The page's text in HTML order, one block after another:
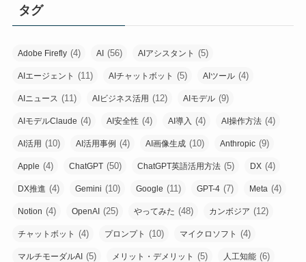
タグ
Adobe Firefly (4) AI (56) AIアシスタント (5)
AIエージェント (11) AIチャットボット (5) AIツール (4)
AIニュース (11) AIビジネス活用 (12) AIモデル (9)
AIモデルClaude (4) AI安全性 (4) AI導入 (4) AI操作方法 (4)
AI活用 (10) AI活用事例 (4) AI画像生成 (10) Anthropic (9)
Apple (4) ChatGPT (50) ChatGPT英語活用方法 (5) DX (4)
DX推進 (4) Gemini (10) Google (11) GPT-4 (7) Meta (4)
Notion (4) OpenAI (25) やってみた (48) カンボジア (12)
チャットボット (4) プロンプト (10) マイクロソフト (4)
マルチモーダルAI (5) メリット・デメリット (5) 人工知能 (6)